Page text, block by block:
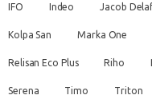
IFO Indeo Jacob
Kolpa San Marka One
Relisan Eco Plus Riho
Serena Timo Triton